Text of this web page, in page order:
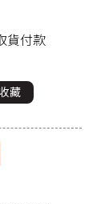
貨付款
藏